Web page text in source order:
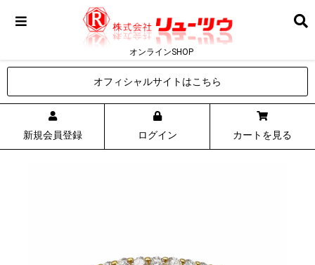
オンラインSHOP
オフィシャルサイトはこちら
新規会員登録 ログイン カートを見る